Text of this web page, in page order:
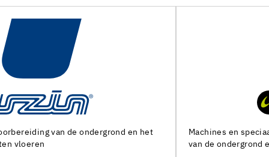
Machines en speciaal gereedschap voor de voorbereiding
van de ondergrond en het leggen van alle soorten bedekking